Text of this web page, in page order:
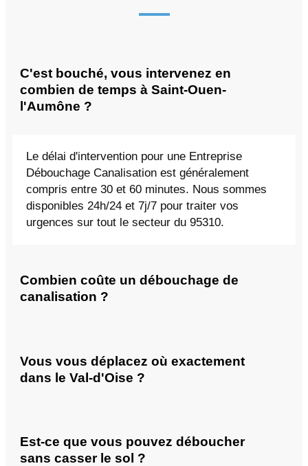
C'est bouché, vous intervenez en
combien de temps à Saint-Ouen-
l'Aumône ?
Le délai d'intervention pour une Entreprise
Débouchage Canalisation est généralement
compris entre 30 et 60 minutes. Nous sommes
disponibles 24h/24 et 7j/7 pour traiter vos
urgences sur tout le secteur du 95310.
Combien coûte un débouchage de
canalisation ?
Vous vous déplacez où exactement
dans le Val-d'Oise ?
Est-ce que vous pouvez déboucher
sans casser le sol ?